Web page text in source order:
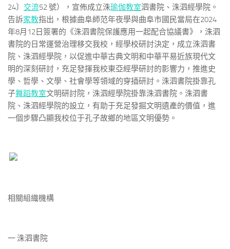
24〕 交流52 號），宣佈成立洙瑜伽教室泗書院、洙泗經學院。
告訴家教指出，根據曲阜師范年夜學與曲阜市國民當局在2024
年8月12日簽署的《洙泗書院保護應用一起配合協議書》，洙泗
書院的日常運營治理移交我校，經學校研討決定，成立洙泗書
院、洙泗經學院，以促進中華古典文明和中華平易近族現代文
明的深刻研討，充足發揮我校東亞經學研討的影響力，推進史
學、哲學、文學、社會學等領域的穿插研討。洙泗書院掛靠孔
子舞蹈教室文明研討院，洙泗經學院掛靠洙泗書院。洙泗書
院、洙泗經學院的設立，有助于充足發掘文明遺產的價值，進
一個步驟凸顯我校位于孔子故鄉的地區文明優勢。
相關組織機構
一洙泗書院